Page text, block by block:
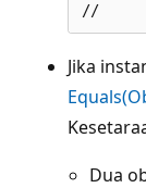
Jika
Dua